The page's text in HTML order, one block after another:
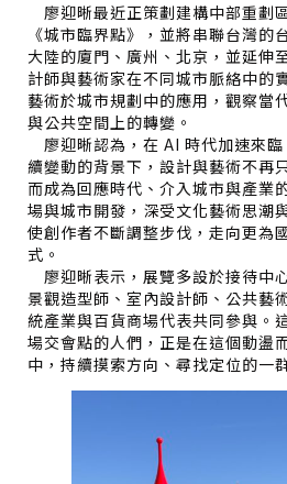
廖迎晰最近正策劃建構中部重劃
《城市臨界點》，並將串聯台灣的
大陸的廈門、廣州、北京，並延伸
計師與藝術家在不同城市脈絡中的
藝術於城市規劃中的應用，觀察當
與公共空間上的轉變。
廖迎晰認為，在 AI 時代加速來
續變動的背景下，設計與藝術不再
而成為回應時代、介入城市與產業
場與城市開發，深受文化藝術思潮
使創作者不斷調整步伐，走向更為
式。
廖迎晰表示，展覽多設於接待中
景觀造型師、室內設計師、公共藝
統產業與百貨商場代表共同參與。
場交會點的人們，正是在這個動盪
中，持續摸索方向、尋找定位的一